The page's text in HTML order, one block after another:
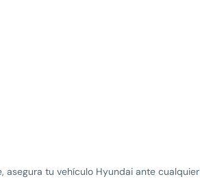
asegura tu vehículo Hyundai ante cualquier